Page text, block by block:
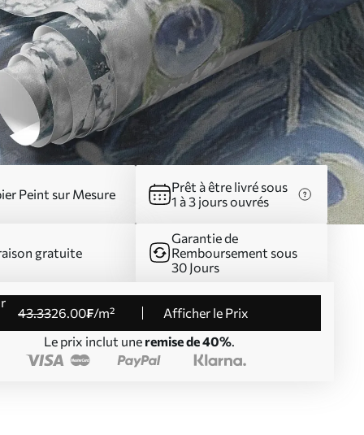
Peint sur Mesure
Prêt à être livré sous
1 à 3 jours ouvrés
gratuite
Garantie de
Remboursement sous
30 Jours
43.3326.00₣/m²
Afficher le Prix
Le prix inclut une remise de 40%.